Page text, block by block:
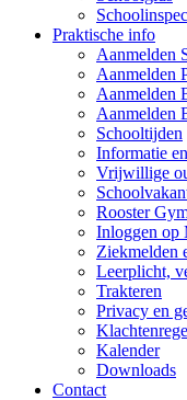
Praktische info
Aanmelden
Aanmelden
Aanmelden
Aanmelden
Schooltijden
Informatie
Vrijwillige
Rooster
Inloggen op
Ziekmelden
Leerplicht,
Trakteren
Privacy en
Kalender
Downloads
Contact